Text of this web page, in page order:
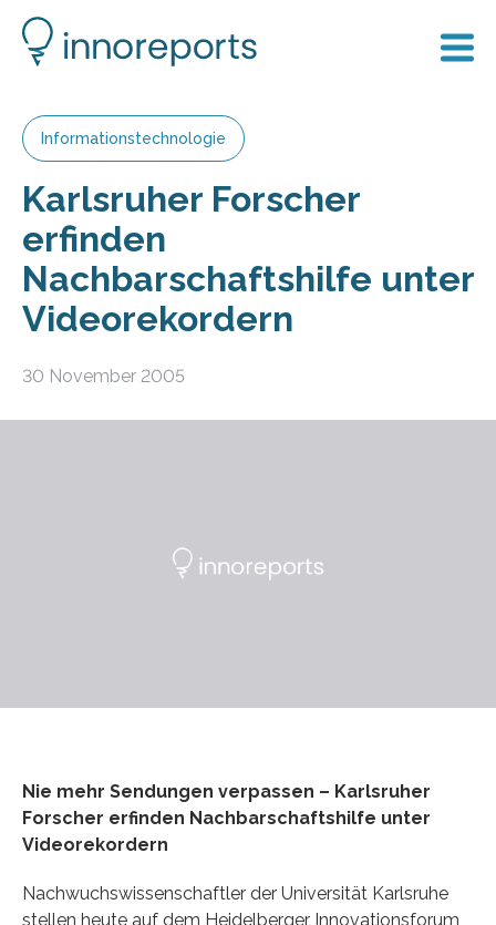
Informationstechnologie
Karlsruher Forscher
erfinden
Nachbarschaftshilfe unter
Videorekordern
30 November 2005
Nie mehr Sendungen verpassen – Karlsruher
Forscher erfinden Nachbarschaftshilfe unter
Videorekordern
Nachwuchswissenschaftler der Universität Karlsruhe
stellen heute auf dem Heidelberger Innovationsforum